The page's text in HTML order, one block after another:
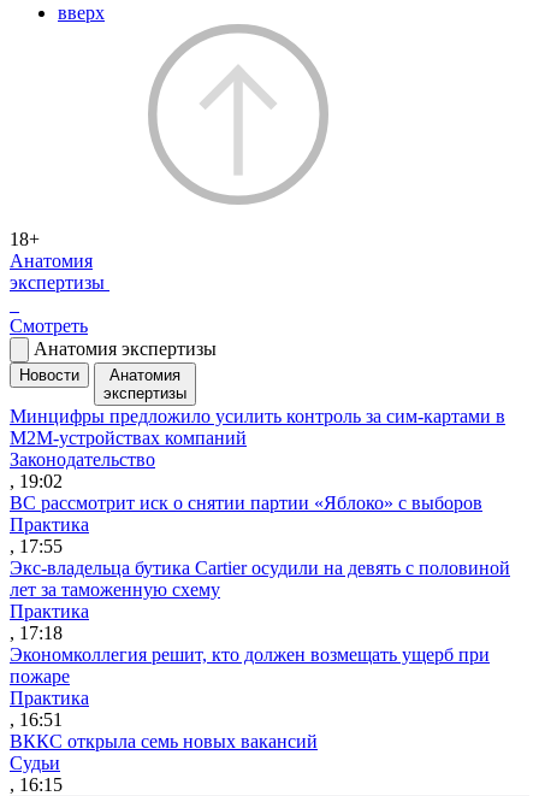
вверх
18+
Анатомия
экспертизы
Смотреть
Анатомия экспертизы
Новости
Анатомия
экспертизы
Минцифры предложило усилить контроль за сим-картами в
M2M-устройствах компаний
Законодательство
, 19:02
ВС рассмотрит иск о снятии партии «Яблоко» с выборов
Практика
, 17:55
Экс-владельца бутика Cartier осудили на девять с половиной
лет за таможенную схему
Практика
, 17:18
Экономколлегия решит, кто должен возмещать ущерб при
пожаре
Практика
, 16:51
ВККС открыла семь новых вакансий
Судьи
, 16:15